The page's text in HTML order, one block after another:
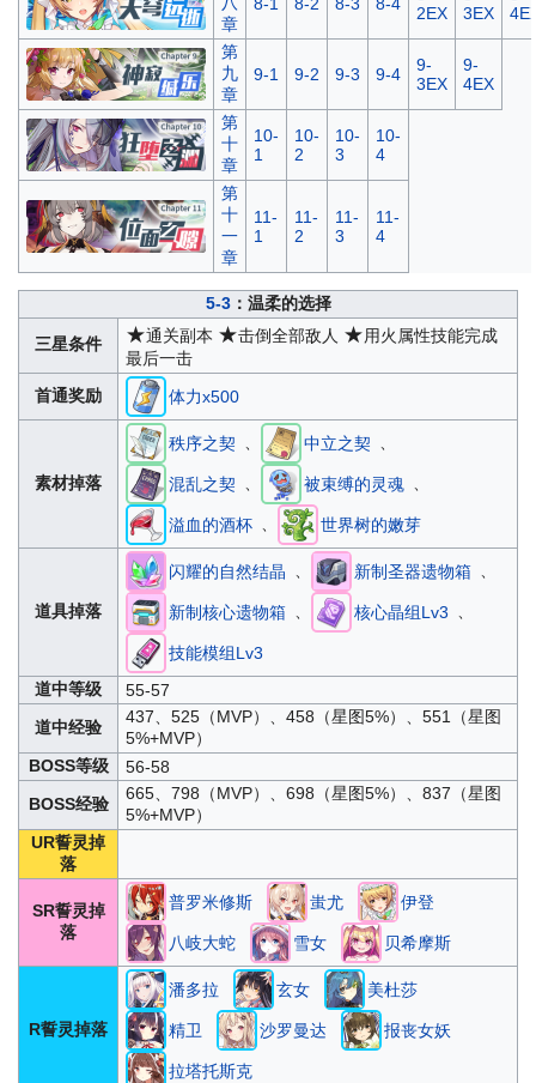
章
8-1 8-2 8-3 8-4
2EX
3EX
第
九
章
9-1 9-2 9-3 9-4
9-
3EX
9-
4EX
第
十
章
10-
1
10-
2
10-
3
10-
4
第
十
一
章
11-
1
11-
2
11-
3
11-
4
5-3：温柔的选择
三星条件 ★通关副本 ★击倒全部敌人 ★用火属性技能完成
最后一击
首通奖励
体力x500
素材掉落
秩序之契 中立之契
混乱之契 被束缚的灵魂
溢血的酒杯 世界树的嫩芽
道具掉落
闪耀的自然结晶 新制圣器遗物箱
新制核心遗物箱 核心晶组Lv3
技能模组Lv3
道中等级
55-57
道中经验
437、525（MVP）、458（星图5%）、551（星图
5%+MVP）
BOSS等级
56-58
BOSS经验
665、798（MVP）、698（星图5%）、837（星图
5%+MVP）
UR誓灵掉
落
SR誓灵掉
落
普罗米修斯 蚩尤 伊登
八岐大蛇 雪女 贝希摩斯
R誓灵掉落
潘多拉 玄女 美杜莎
精卫 沙罗曼达 报丧女妖
拉塔托斯克